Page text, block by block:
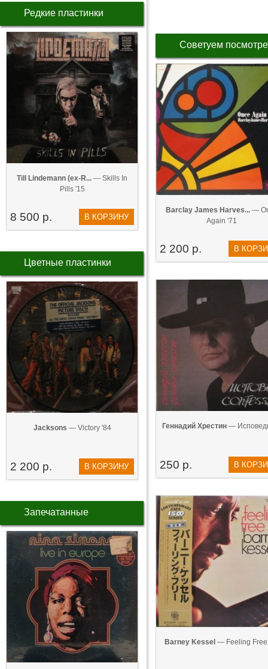
Редкие пластинки
Till Lindemann (ex-R... — Skills In
Pills '15
8 500 р. В КОРЗИНУ
Цветные пластинки
Jacksons — Victory '84
2 200 р. В КОРЗИНУ
Запечатанные
Советуем
Barclay James Harves...—
Again '71
2 200 р. В
Геннадий Хрестин—
250 р. В
Barney Kessel — Feeling